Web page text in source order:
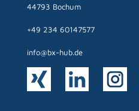
44793 Bochum
+49 234 60147577
info@bx-hub.de